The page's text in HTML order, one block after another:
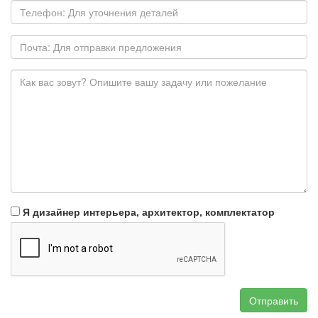
Я дизайнер интерьера, архитектор, комплектатор
Отправить